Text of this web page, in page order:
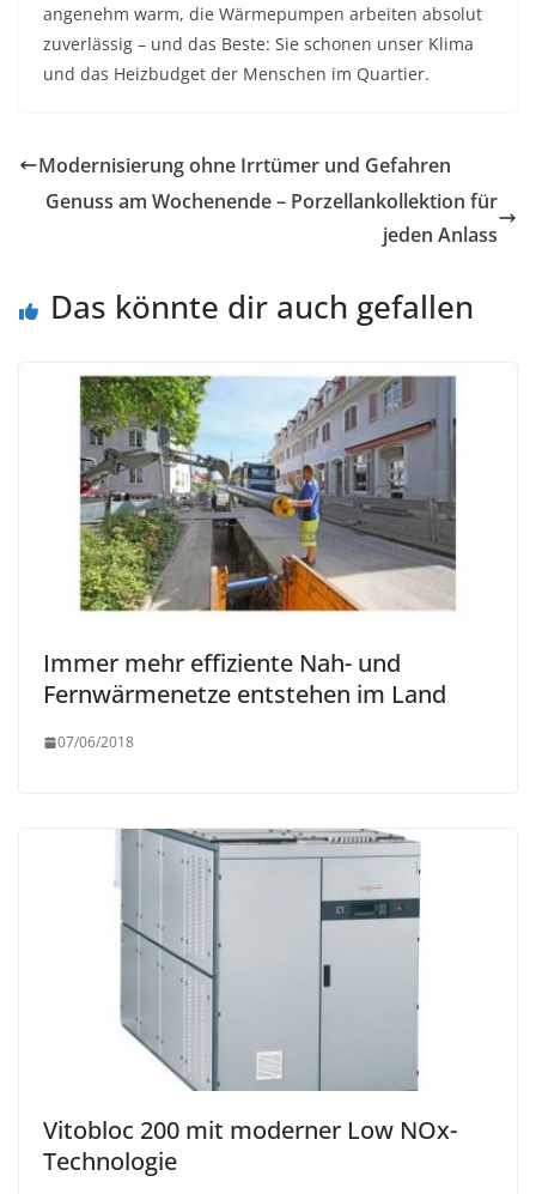
angenehm warm, die Wärmepumpen arbeiten absolut
zuverlässig – und das Beste: Sie schonen unser Klima
und das Heizbudget der Menschen im Quartier.
Modernisierung ohne Irrtümer und Gefahren
Genuss am Wochenende – Porzellankollektion für
jeden Anlass
Das könnte dir auch gefallen
Immer mehr effiziente Nah- und
Fernwärmenetze entstehen im Land
07/06/2018
Vitobloc 200 mit moderner Low NOx-
Technologie